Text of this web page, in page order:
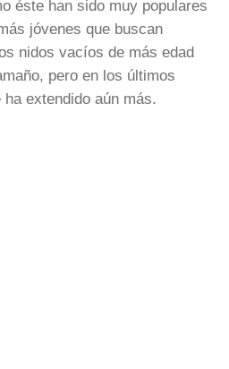
éste han sido muy populares
jóvenes que buscan
nidos vacíos de más edad
pero en los últimos
extendido aún más.